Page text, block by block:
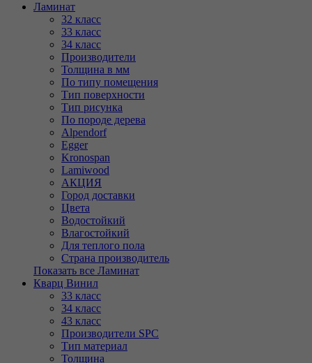
Ламинат
32 класс
33 класс
34 класс
Производители
Толщина в мм
По типу помещения
Тип поверхности
Тип рисунка
По породе дерева
Alpendorf
Egger
Kronospan
Lamiwood
АКЦИЯ
Город доставки
Цвета
Водостойкий
Влагостойкий
Для теплого пола
Страна производитель
Показать все Ламинат
Кварц Винил
33 класс
34 класс
43 класс
Производители SPC
Тип материал
Толщина